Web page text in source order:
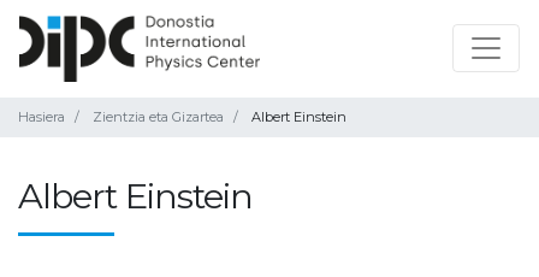
Hasiera Zientzia eta Gizartea Albert Einstein
Albert Einstein